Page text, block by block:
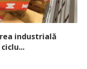
industrială